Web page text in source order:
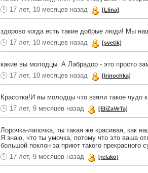
17 лет, 10 месяцев назад
[Llina]
здорово когда есть такие добрые люди! Мы
17 лет, 10 месяцев назад
[svetik]
какие вы молодцы. А Лабрадор - это просто
17 лет, 10 месяцев назад
[Irinochka]
Красотка!И вы молодцы что взяли такое чудо
17 лет, 9 месяцев назад
[EliZaVeTa]
Лорочка-лапочка, ты такая же красивая, как
Я знаю, что ты умочка, потому что это ваша
большой поклон за приют такого
17 лет, 9 месяцев назад
[relako]